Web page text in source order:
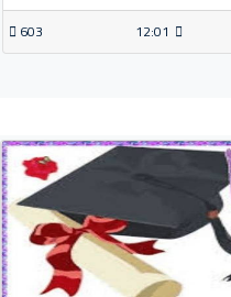
12:01
603